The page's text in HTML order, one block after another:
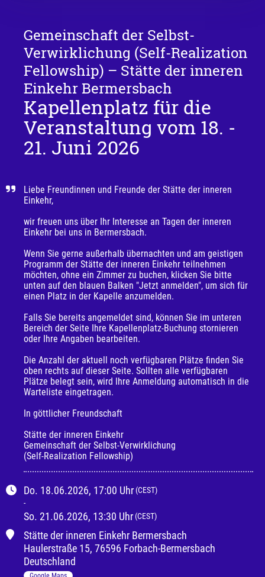
Gemeinschaft der Selbst-
Verwirklichung (Self-Realization
Fellowship) – Stätte der inneren
Einkehr Bermersbach
Kapellenplatz für die
Veranstaltung vom 18. -
21. Juni 2026
Do. 18.06.2026, 17:00 Uhr (CEST)
-
So. 21.06.2026, 13:30 Uhr (CEST)
Stätte der inneren Einkehr Bermersbach
Haulerstraße 15, 76596 Forbach-Bermersbach
Deutschland
Liebe Freundinnen und Freunde der Stätte der inneren
Einkehr,
wir freuen uns über Ihr Interesse an Tagen der inneren
Einkehr bei uns in Bermersbach.
Wenn Sie gerne außerhalb übernachten und am geistigen
Programm der Stätte der inneren Einkehr teilnehmen
möchten, ohne ein Zimmer zu buchen, klicken Sie bitte
unten auf den blauen Balken "Jetzt anmelden", um sich für
einen Platz in der Kapelle anzumelden.
Falls Sie bereits angemeldet sind, können Sie im unteren
Bereich der Seite Ihre Kapellenplatz-Buchung stornieren
oder Ihre Angaben bearbeiten.
Die Anzahl der aktuell noch verfügbaren Plätze finden Sie
oben rechts auf dieser Seite. Sollten alle verfügbaren
Plätze belegt sein, wird Ihre Anmeldung automatisch in die
Warteliste eingetragen.
In göttlicher Freundschaft
Stätte der inneren Einkehr
Gemeinschaft der Selbst-Verwirklichung
(Self-Realization Fellowship)